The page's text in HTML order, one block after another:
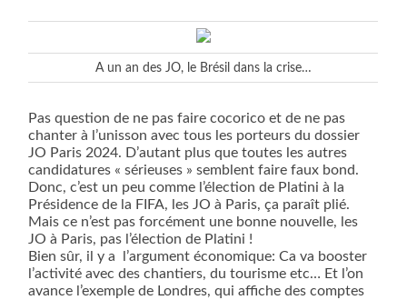
A un an des JO, le Brésil dans la crise…
Pas question de ne pas faire cocorico et de ne pas
chanter à l’unisson avec tous les porteurs du dossier
JO Paris 2024. D’autant plus que toutes les autres
candidatures « sérieuses » semblent faire faux bond.
Donc, c’est un peu comme l’élection de Platini à la
Présidence de la FIFA, les JO à Paris, ça paraît plié.
Mais ce n’est pas forcément une bonne nouvelle, les
JO à Paris, pas l’élection de Platini !
Bien sûr, il y a
l’argument économique: Ca va booster
l’activité avec des chantiers, du tourisme etc… Et l’on
avance l’exemple de Londres, qui affiche des comptes